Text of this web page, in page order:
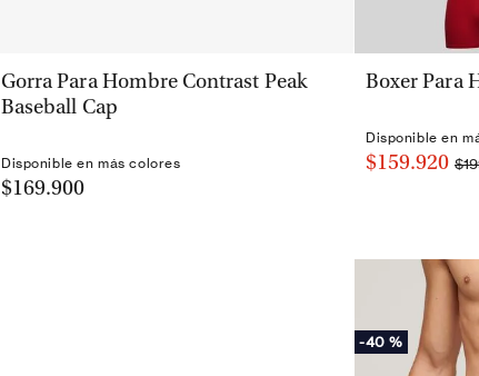
VISTA RÁPIDA
Gorra Para Hombre Contrast Peak
Baseball Cap
Disponible en más colores
$169.900
Boxer Para
Disponible en
$159.920
-40 %